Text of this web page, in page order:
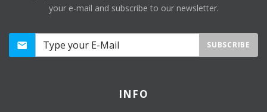
your e-mail and subscribe to our newsletter.
SUBSCRIBE
INFO